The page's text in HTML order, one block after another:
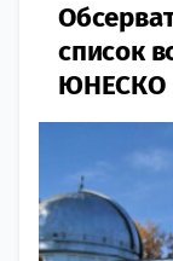
список
ЮНЕСКО